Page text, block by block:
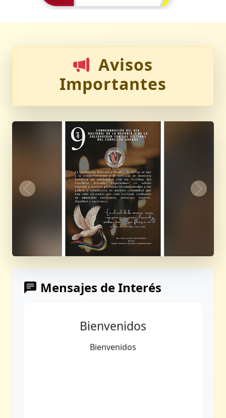
Avisos
Importantes
Mensajes de Interés